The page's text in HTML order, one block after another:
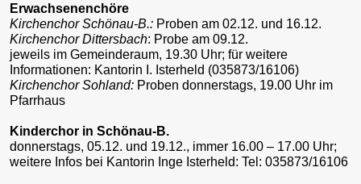
Erwachsenenchöre
Kirchenchor Schönau-B.: Proben am 02.12. und 16.12.
Kirchenchor Dittersbach: Probe am 09.12.
jeweils im Gemeinderaum, 19.30 Uhr; für weitere
Informationen: Kantorin I. Isterheld (035873/16106)
Kirchenchor Sohland: Proben donnerstags, 19.00 Uhr im
Pfarrhaus
Kinderchor in Schönau-B.
donnerstags, 05.12. und 19.12., immer 16.00 – 17.00 Uhr;
weitere Infos bei Kantorin Inge Isterheld: Tel: 035873/16106